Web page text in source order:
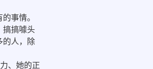
事情。
搞搞噱头
的人，除
、她的正